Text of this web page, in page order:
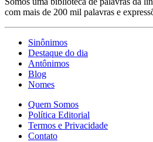
com mais de 200 mil palavras e
Sinônimos
Destaque do dia
Antônimos
Blog
Nomes
Quem Somos
Política Editorial
Termos e Privacidade
Contato